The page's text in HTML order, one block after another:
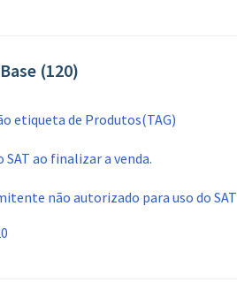
(120)
etiqueta de Produtos(TAG)
SAT ao finalizar a venda.
não autorizado para uso do SAT